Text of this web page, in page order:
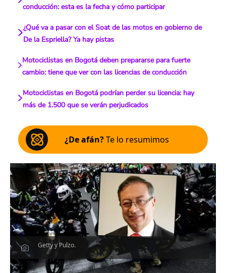
conducción: esta es la fecha y cómo participar
¿Qué va a pasar con el Soat de las motos en gobierno de
De la Espriella? Ya hay pistas
Motociclistas en Bogotá deben prepararse para fuerte
cambio: tiene que ver con las licencias de conducción
Motociclistas en Bogotá podrían perder su licencia: hay
más de 1.500 que se verán perjudicados
¿De afán?Te lo resumimos
Getty y Pulzo.
Escucha el artículo